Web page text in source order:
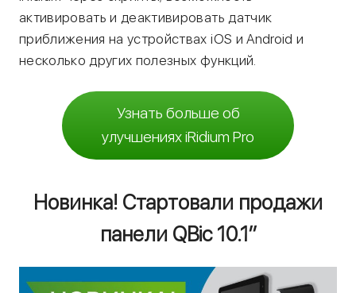
активировать и деактивировать датчик
приближения на устройствах iOS и Android и
несколько других полезных функций.
Узнать больше об
улучшениях iRidium Pro
Новинка! Стартовали продажи
панели QBic 10.1’’